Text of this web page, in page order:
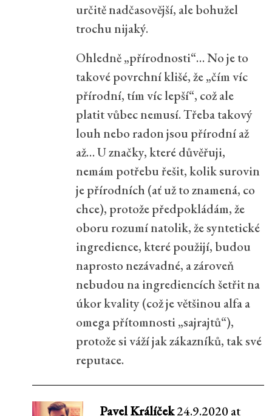
určitě nadčasovější, ale bohužel
trochu nijaký.
Ohledně „přírodnosti“… No je to
takové povrchní klišé, že „čím víc
přírodní, tím víc lepší“, což ale
platit vůbec nemusí. Třeba takový
louh nebo radon jsou přírodní až
až… U značky, které důvěřuji,
nemám potřebu řešit, kolik surovin
je přírodních (ať už to znamená, co
chce), protože předpokládám, že
oboru rozumí natolik, že syntetické
ingredience, které použijí, budou
naprosto nezávadné, a zároveň
nebudou na ingrediencích šetřit na
úkor kvality (což je většinou alfa a
omega přítomnosti „sajrajtů“),
protože si váží jak zákazníků, tak své
reputace.
Pavel Králíček24.9.2020 at